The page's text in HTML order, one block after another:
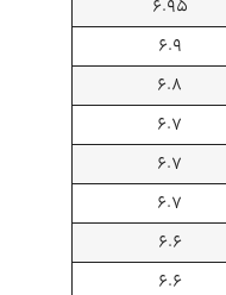
6.95
6.9
6.8
6.7
6.7
6.7
6.6
6.6